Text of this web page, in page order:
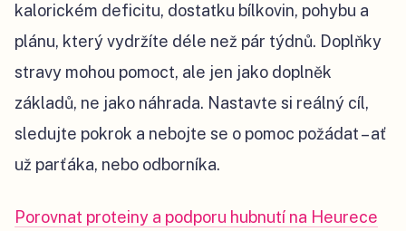
kalorickém deficitu, dostatku bílkovin, pohybu a
plánu, který vydržíte déle než pár týdnů. Doplňky
stravy mohou pomoct, ale jen jako doplněk
základů, ne jako náhrada. Nastavte si reálný cíl,
sledujte pokrok a nebojte se o pomoc požádat – ať
už parťáka, nebo odborníka.
Porovnat proteiny a podporu hubnutí na Heurece